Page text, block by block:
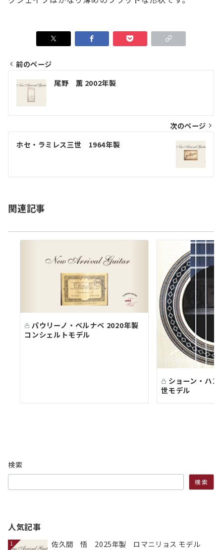
投
ナ
ビ
ゲ
シ
ン
前のページ
尾野 薫 2002年製
次のページ
ホセ・ラミレス三世 1964年製
関連記事
パウリーノ・ベルナベ 2020年製
コンシェルトモデル
ショーン・ハ
世モデル
検索
検索
人気記事
1 佐久間 悟 2025年製 ロマニリョス モデル